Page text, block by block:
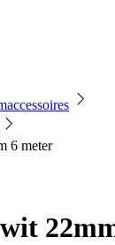
6 meter